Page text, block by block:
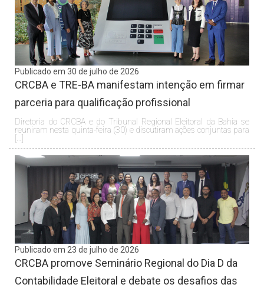
Publicado em 30 de julho de 2026
CRCBA e TRE-BA manifestam intenção em firmar
parceria para qualificação profissional
Diretoria do CRCBA e do Tribunal Regional Eleitoral da Bahia se
reuniram nesta quinta-feira (30) e discutiram ações conjuntas para
Publicado em 23 de julho de 2026
CRCBA promove Seminário Regional do Dia D da
Contabilidade Eleitoral e debate os desafios das